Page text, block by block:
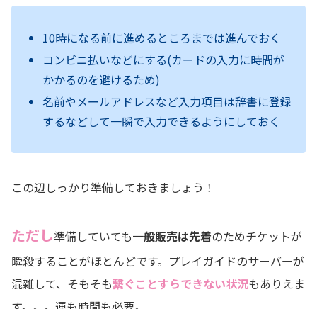
10時になる前に進めるところまでは進んでおく
コンビニ払いなどにする(カードの入力に時間が
かかるのを避けるため)
名前やメールアドレスなど入力項目は辞書に登録
するなどして一瞬で入力できるようにしておく
この辺しっかり準備しておきましょう！
ただし準備していても一般販売は先着のためチケットが
瞬殺することがほとんどです。プレイガイドのサーバーが
混雑して、そもそも繋ぐことすらできない状況もありえま